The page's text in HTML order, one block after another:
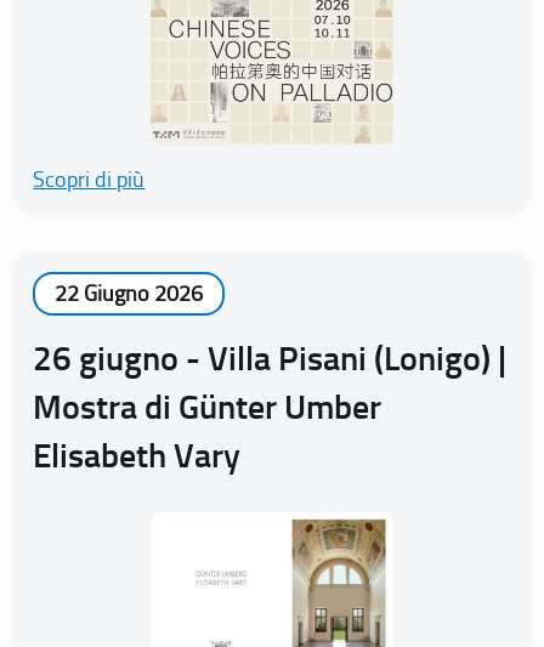
Scopri di più
22 Giugno 2026
26 giugno - Villa Pisani (Lonigo) |
Mostra di Günter Umber
Elisabeth Vary